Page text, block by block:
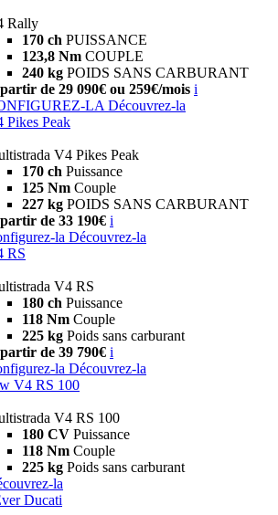
Rally
170 ch PUISSANCE
123,8 Nm COUPLE
240 kg POIDS SANS CARBURANT
de 29 090€ ou 259€/mois i
LA Découvrez-la
Pikes Peak
V4 Pikes Peak
170 ch Puissance
125 Nm Couple
227 kg POIDS SANS CARBURANT
de 33 190€ i
la Découvrez-la
RS
V4 RS
180 ch Puissance
118 Nm Couple
225 kg Poids sans carburant
de 39 790€ i
la Découvrez-la
V4 RS 100
V4 RS 100
180 CV Puissance
118 Nm Couple
225 kg Poids sans carburant
la
Ducati